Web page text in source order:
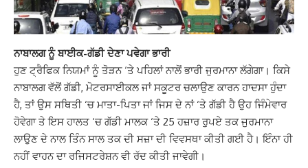
ਨਾਬਾਲਗ ਨੂੰ ਬਾਈਕ-ਗੱਡੀ ਦੇਣਾ ਪਵੇਗਾ ਭਾਰੀ
ਹੁਣ ਟ੍ਰੈਫਿਕ ਨਿਯਮਾਂ ਨੂੰ ਤੋੜਨ ‘ਤੇ ਪਹਿਲਾਂ ਨਾਲੋਂ ਭਾਰੀ ਜੁਰਮਾਨਾ ਲੱਗੇਗਾ। ਕਿਸੇ
ਨਾਬਾਲਗ ਵੱਲੋਂ ਗੱਡੀ, ਮੋਟਰਸਾਈਕਲ ਜਾਂ ਸਕੂਟਰ ਚਲਾਉਣ ਕਾਰਨ ਹਾਦਸਾ ਹੁੰਦਾ
ਹੈ, ਤਾਂ ਉਸ ਸਥਿਤੀ ‘ਚ ਮਾਤਾ-ਪਿਤਾ ਜਾਂ ਜਿਸ ਦੇ ਨਾਂ ‘ਤੇ ਗੱਡੀ ਹੈ ਉਹ ਜਿੰਮੇਵਾਰ
ਹੋਵੇਗਾ ਤੇ ਇਸ ਹਾਲਤ ‘ਚ ਗੱਡੀ ਮਾਲਕ ‘ਤੇ 25 ਹਜ਼ਾਰ ਰੁਪਏ ਤਕ ਜੁਰਮਾਨਾ
ਲਾਉਣ ਦੇ ਨਾਲ ਤਿੰਨ ਸਾਲ ਤਕ ਦੀ ਸਜ਼ਾ ਦੀ ਵਿਵਸਥਾ ਕੀਤੀ ਗਈ ਹੈ। ਇੰਨਾ ਹੀ
ਨਹੀਂ ਵਾਹਨ ਦਾ ਰਜਿਸਟਰੇਸ਼ਨ ਵੀ ਰੱਦ ਕੀਤੀ ਜਾਵੇਗੀ।